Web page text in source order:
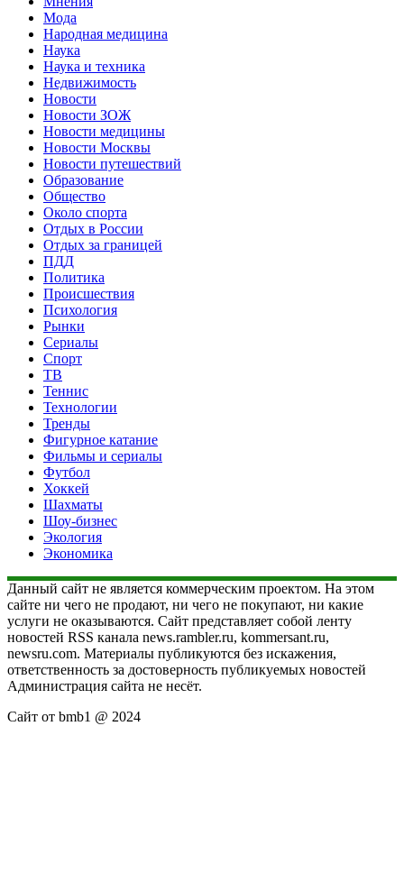
Мода
Народная медицина
Наука
Наука и техника
Недвижимость
Новости
Новости ЗОЖ
Новости медицины
Новости Москвы
Новости путешествий
Образование
Общество
Около спорта
Отдых в России
Отдых за границей
ПДД
Политика
Происшествия
Психология
Рынки
Сериалы
Спорт
ТВ
Теннис
Технологии
Тренды
Фигурное катание
Фильмы и сериалы
Футбол
Хоккей
Шахматы
Шоу-бизнес
Экология
Экономика
Данный сайт не является коммерческим проектом. На этом
сайте ни чего не продают, ни чего не покупают, ни какие
услуги не оказываются. Сайт представляет собой ленту
новостей RSS канала news.rambler.ru, kommersant.ru,
newsru.com. Материалы публикуются без искажения,
ответственность за достоверность публикуемых новостей
Администрация сайта не несёт.
Сайт от bmb1 @ 2024